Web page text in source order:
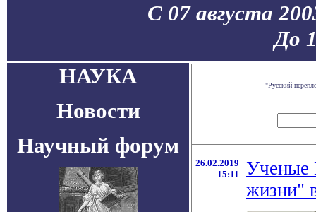
С 07 августа
До
НАУКА
Новости
Научный форум
"Русский
26.02.2019
15:11
Ученые
жизни"